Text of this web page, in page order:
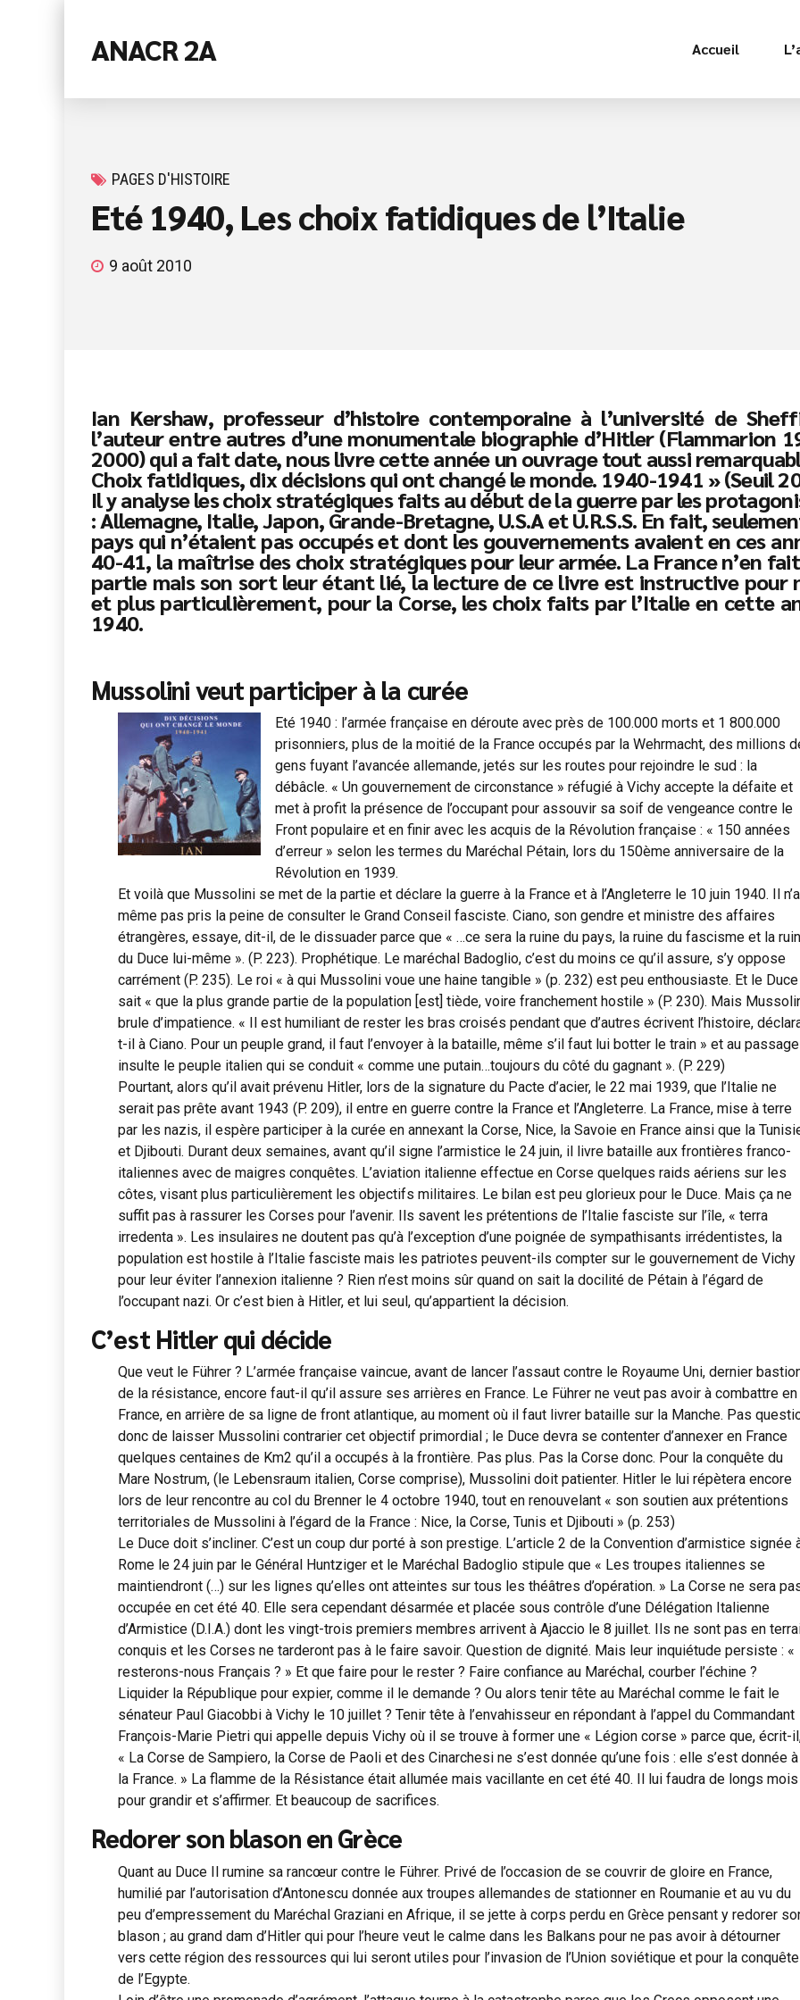
ANACR 2A Accueil
PAGES D'HISTOIRE
Eté 1940, Les choix fatidiques de l’Italie
9 août 2010
Ian Kershaw, professeur d’histoire contemporaine à l’université de
l’auteur entre autres d’une monumentale biographie d’Hitler (Flammarion
2000) qui a fait date, nous livre cette année un ouvrage tout aussi
Choix fatidiques, dix décisions qui ont changé le monde. 1940-1941 » (Seuil
Il y analyse les choix stratégiques faits au début de la guerre par les
: Allemagne, Italie, Japon, Grande-Bretagne, U.S.A et U.R.S.S. En fait,
pays qui n’étaient pas occupés et dont les gouvernements avaient en ces
40-41, la maîtrise des choix stratégiques pour leur armée. La France n’en
partie mais son sort leur étant lié, la lecture de ce livre est instructive pour
et plus particulièrement, pour la Corse, les choix faits par l’Italie en cette
1940.
Mussolini veut participer à la curée
Eté 1940 : l’armée française en déroute avec près de 100.000 morts et 1 800.000
prisonniers, plus de la moitié de la France occupés par la Wehrmacht, des millions
gens fuyant l’avancée allemande, jetés sur les routes pour rejoindre le sud : la
débâcle. « Un gouvernement de circonstance » réfugié à Vichy accepte la défaite et
met à profit la présence de l’occupant pour assouvir sa soif de vengeance contre le
Front populaire et en finir avec les acquis de la Révolution française : « 150 années
d’erreur » selon les termes du Maréchal Pétain, lors du 150ème anniversaire de la
Révolution en 1939.
Et voilà que Mussolini se met de la partie et déclare la guerre à la France et à l’Angleterre le 10 juin 1940. Il n’a
même pas pris la peine de consulter le Grand Conseil fasciste. Ciano, son gendre et ministre des affaires
étrangères, essaye, dit-il, de le dissuader parce que « …ce sera la ruine du pays, la ruine du fascisme et la
du Duce lui-même ». (P. 223). Prophétique. Le maréchal Badoglio, c’est du moins ce qu’il assure, s’y oppose
carrément (P. 235). Le roi « à qui Mussolini voue une haine tangible » (p. 232) est peu enthousiaste. Et le Duce
sait « que la plus grande partie de la population [est] tiède, voire franchement hostile » (P. 230). Mais
brule d’impatience. « Il est humiliant de rester les bras croisés pendant que d’autres écrivent l’histoire,
t-il à Ciano. Pour un peuple grand, il faut l’envoyer à la bataille, même s’il faut lui botter le train » et au
insulte le peuple italien qui se conduit « comme une putain…toujours du côté du gagnant ». (P. 229)
Pourtant, alors qu’il avait prévenu Hitler, lors de la signature du Pacte d’acier, le 22 mai 1939, que l’Italie ne
serait pas prête avant 1943 (P. 209), il entre en guerre contre la France et l’Angleterre. La France, mise à terre
par les nazis, il espère participer à la curée en annexant la Corse, Nice, la Savoie en France ainsi que la
et Djibouti. Durant deux semaines, avant qu’il signe l’armistice le 24 juin, il livre bataille aux frontières franco-
italiennes avec de maigres conquêtes. L’aviation italienne effectue en Corse quelques raids aériens sur les
côtes, visant plus particulièrement les objectifs militaires. Le bilan est peu glorieux pour le Duce. Mais ça ne
suffit pas à rassurer les Corses pour l’avenir. Ils savent les prétentions de l’Italie fasciste sur l’île, « terra
irredenta ». Les insulaires ne doutent pas qu’à l’exception d’une poignée de sympathisants irrédentistes, la
population est hostile à l’Italie fasciste mais les patriotes peuvent-ils compter sur le gouvernement de Vichy
pour leur éviter l’annexion italienne ? Rien n’est moins sûr quand on sait la docilité de Pétain à l’égard de
l’occupant nazi. Or c’est bien à Hitler, et lui seul, qu’appartient la décision.
C’est Hitler qui décide
Que veut le Führer ? L’armée française vaincue, avant de lancer l’assaut contre le Royaume Uni, dernier
de la résistance, encore faut-il qu’il assure ses arrières en France. Le Führer ne veut pas avoir à combattre en
France, en arrière de sa ligne de front atlantique, au moment où il faut livrer bataille sur la Manche. Pas
donc de laisser Mussolini contrarier cet objectif primordial ; le Duce devra se contenter d’annexer en France
quelques centaines de Km2 qu’il a occupés à la frontière. Pas plus. Pas la Corse donc. Pour la conquête du
Mare Nostrum, (le Lebensraum italien, Corse comprise), Mussolini doit patienter. Hitler le lui répètera encore
lors de leur rencontre au col du Brenner le 4 octobre 1940, tout en renouvelant « son soutien aux prétentions
territoriales de Mussolini à l’égard de la France : Nice, la Corse, Tunis et Djibouti » (p. 253)
Le Duce doit s’incliner. C’est un coup dur porté à son prestige. L’article 2 de la Convention d’armistice signée
Rome le 24 juin par le Général Huntziger et le Maréchal Badoglio stipule que « Les troupes italiennes se
maintiendront (…) sur les lignes qu’elles ont atteintes sur tous les théâtres d’opération. » La Corse ne sera
occupée en cet été 40. Elle sera cependant désarmée et placée sous contrôle d’une Délégation Italienne
d’Armistice (D.I.A.) dont les vingt-trois premiers membres arrivent à Ajaccio le 8 juillet. Ils ne sont pas en
conquis et les Corses ne tarderont pas à le faire savoir. Question de dignité. Mais leur inquiétude persiste : «
resterons-nous Français ? » Et que faire pour le rester ? Faire confiance au Maréchal, courber l’échine ?
Liquider la République pour expier, comme il le demande ? Ou alors tenir tête au Maréchal comme le fait le
sénateur Paul Giacobbi à Vichy le 10 juillet ? Tenir tête à l’envahisseur en répondant à l’appel du Commandant
François-Marie Pietri qui appelle depuis Vichy où il se trouve à former une « Légion corse » parce que, écrit-
« La Corse de Sampiero, la Corse de Paoli et des Cinarchesi ne s’est donnée qu’une fois : elle s’est donnée à
la France. » La flamme de la Résistance était allumée mais vacillante en cet été 40. Il lui faudra de longs mois
pour grandir et s’affirmer. Et beaucoup de sacrifices.
Redorer son blason en Grèce
Quant au Duce Il rumine sa rancœur contre le Führer. Privé de l’occasion de se couvrir de gloire en France,
humilié par l’autorisation d’Antonescu donnée aux troupes allemandes de stationner en Roumanie et au vu du
peu d’empressement du Maréchal Graziani en Afrique, il se jette à corps perdu en Grèce pensant y redorer
blason ; au grand dam d’Hitler qui pour l’heure veut le calme dans les Balkans pour ne pas avoir à détourner
vers cette région des ressources qui lui seront utiles pour l’invasion de l’Union soviétique et pour la conquête
de l’Egypte.